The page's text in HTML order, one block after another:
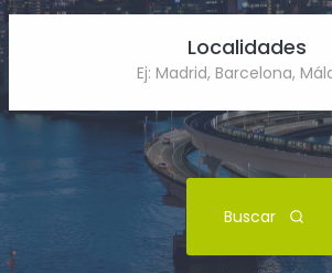
Localidades
Ej: Madrid, Barcelona,
Buscar